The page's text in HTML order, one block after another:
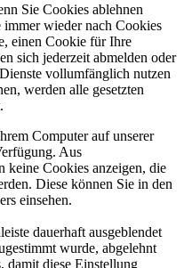
Sie Cookies ablehnen
immer wieder nach Cookies
einen Cookie für Ihre
sich jederzeit abmelden oder
vollumfänglich nutzen
werden alle gesetzten
Computer auf unserer
Aus
keine Cookies anzeigen, die
Diese können Sie in den
einsehen.
dauerhaft ausgeblendet
wurde, abgelehnt
damit diese Einstellung